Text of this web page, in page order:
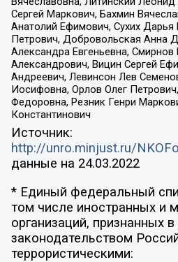
Сергей Маркович, Бахмин
Анатолий Ефимович, Сухих Дарья
Петрович, Добровольская Анна
Александра Евгеньевна,
Александрович, Вицин Сергей
Андреевич, Левинсон Лев
Иосифовна, Орлов Олег
Федоровна, Резник Генри
Константинович
Источник:
http://unro.minjust.ru/
данные на 24.03.2022
* Единый федеральный
том числе иностранных и
организаций, признанных
законодательством
террористическими: